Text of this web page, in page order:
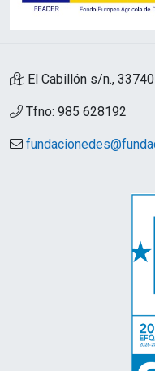
El Cabillón s/n.,
Tfno: 985 628192